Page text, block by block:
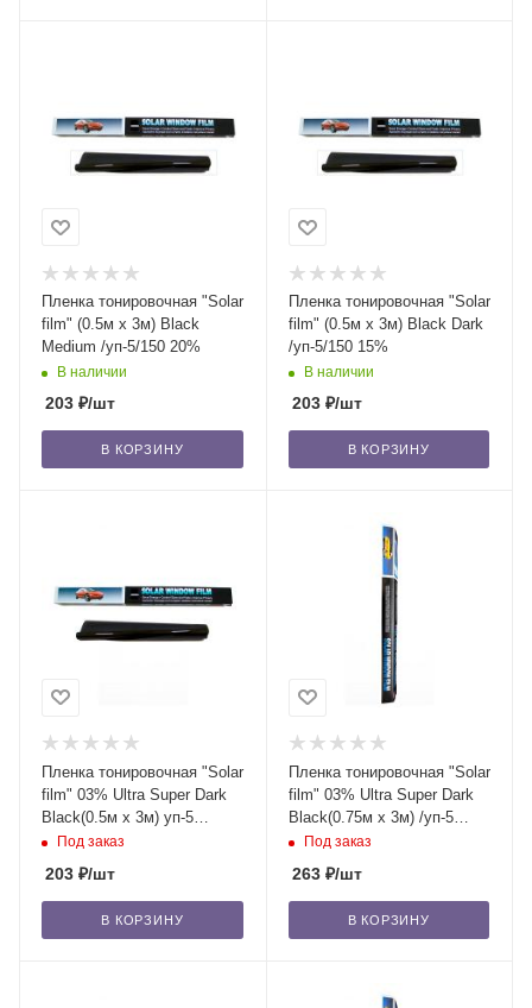
Пленка тонировочная "Solar
film" (0.5м x 3м) Black
Medium /уп-5/150 20%
В наличии
203 ₽/шт
В КОРЗИНУ
Пленка тонировочная "Solar
film" (0.5м x 3м) Black Dark
/уп-5/150 15%
В наличии
203₽/шт
В КОРЗИНУ
Пленка тонировочная "Solar
film" 03% Ultra Super Dark
Blaсk(0.5м x 3м) уп-5
шт/200
Под заказ
203 ₽/шт
В КОРЗИНУ
Пленка тонировочная "Solar
film" 03% Ultra Super Dark
Blaсk(0.75м x 3м) /уп-5
шт/80Под заказ
263₽/шт
В КОРЗИНУ